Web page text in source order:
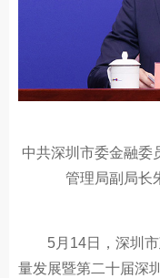
中共深圳市委金融委
管理局副局长
5月14日，深圳市
量发展暨第二十届深